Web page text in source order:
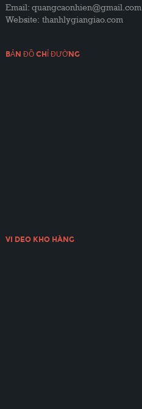
Email: quangcaonhien@gmail.com
Website: thanhlygiangiao.com
BẢN ĐỒ CHỈ ĐƯỜNG
VI DEO KHO HÀNG